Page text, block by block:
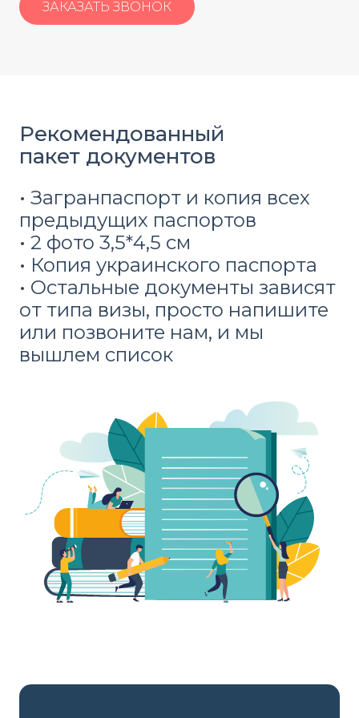
ЗАКАЗАТЬ ЗВОНОК
Рекомендованный
пакет документов
• Загранпаспорт и копия всех
предыдущих паспортов
• 2 фото 3,5*4,5 см
• Копия украинского паспорта
• Остальные документы зависят
от типа визы, просто напишите
или позвоните нам, и мы
вышлем список